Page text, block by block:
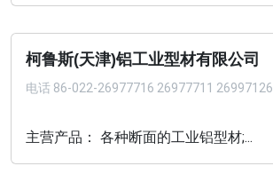
柯鲁斯(天津)铝工业型材有限公司
电话 86-022-26977716 26977711 26997126
主营产品： 各种断面的工业铝型材;...